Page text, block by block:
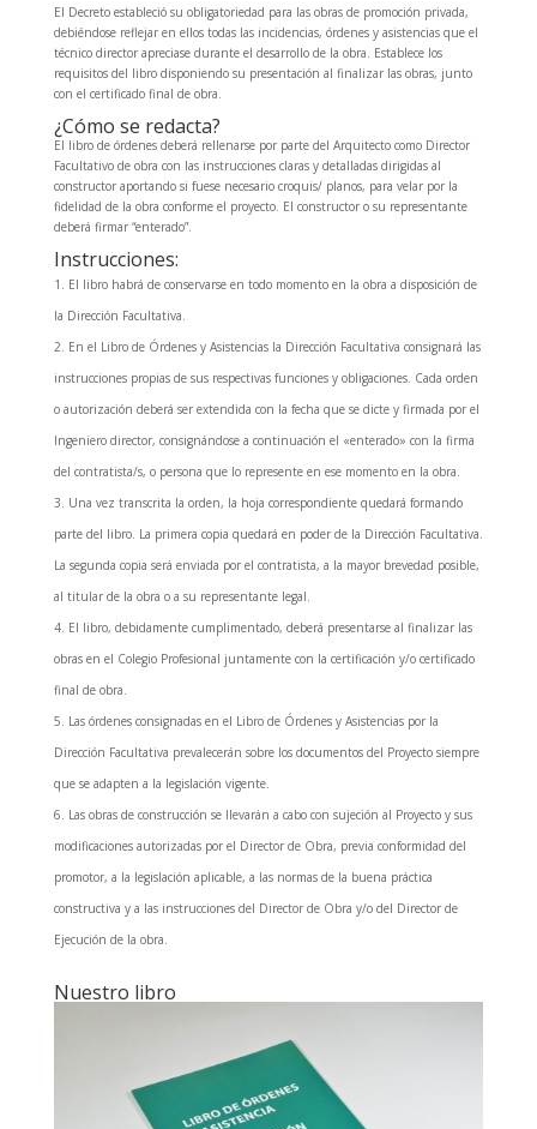
El Decreto estableció su obligatoriedad para las obras de promoción privada,
debiéndose reflejar en ellos todas las incidencias, órdenes y asistencias que el
técnico director apreciase durante el desarrollo de la obra. Establece los
requisitos del libro disponiendo su presentación al finalizar las obras, junto
con el certificado final de obra.
¿Cómo se redacta?
El libro de órdenes deberá rellenarse por parte del Arquitecto como Director
Facultativo de obra con las instrucciones claras y detalladas dirigidas al
constructor aportando si fuese necesario croquis/ planos, para velar por la
fidelidad de la obra conforme el proyecto. El constructor o su representante
deberá firmar “enterado”.
Instrucciones:
El libro habrá de conservarse en todo momento en la obra a disposición de
la Dirección Facultativa.
En el Libro de Órdenes y Asistencias la Dirección Facultativa consignará las
instrucciones propias de sus respectivas funciones y obligaciones. Cada orden
o autorización deberá ser extendida con la fecha que se dicte y firmada por el
Ingeniero director, consignándose a continuación el «enterado» con la firma
del contratista/s, o persona que lo represente en ese momento en la obra.
Una vez transcrita la orden, la hoja correspondiente quedará formando
parte del libro. La primera copia quedará en poder de la Dirección Facultativa.
La segunda copia será enviada por el contratista, a la mayor brevedad posible,
al titular de la obra o a su representante legal.
El libro, debidamente cumplimentado, deberá presentarse al finalizar las
obras en el Colegio Profesional juntamente con la certificación y/o certificado
final de obra.
Las órdenes consignadas en el Libro de Órdenes y Asistencias por la
Dirección Facultativa prevalecerán sobre los documentos del Proyecto siempre
que se adapten a la legislación vigente.
Las obras de construcción se llevarán a cabo con sujeción al Proyecto y sus
modificaciones autorizadas por el Director de Obra, previa conformidad del
promotor, a la legislación aplicable, a las normas de la buena práctica
constructiva y a las instrucciones del Director de Obra y/o del Director de
Ejecución de la obra.
Nuestro libro